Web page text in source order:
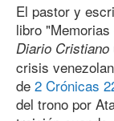
El pastor y
libro
Diario Cristiano
crisis
de 2 Crónicas
del trono por